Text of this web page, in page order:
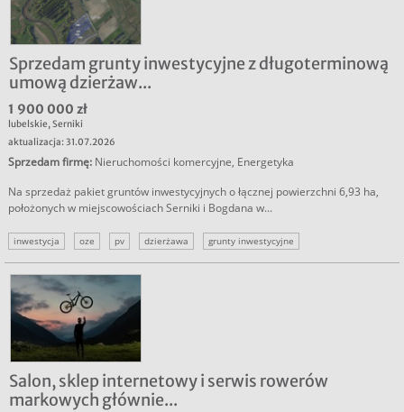
Sprzedam grunty inwestycyjne z długoterminową
umową dzierżaw...
1 900 000 zł
lubelskie,Serniki
aktualizacja: 31.07.2026
Sprzedam firmę: Nieruchomości komercyjne, Energetyka
Na sprzedaż pakiet gruntów inwestycyjnych o łącznej powierzchni 6,93 ha,
położonych w miejscowościach Serniki i Bogdana w...
inwestycja oze pv dzierżawa
grunty inwestycyjne
działki inwestycyjne
grunt fotowoltaika
Salon, sklep internetowy i serwis rowerów
markowych głównie...